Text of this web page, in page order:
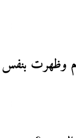
وظهرت